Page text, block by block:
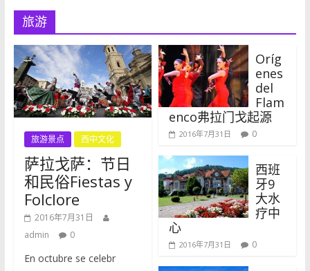
旅游
旅游景点 西中文化
萨拉戈萨：节日
和民俗Fiestas y
Folclore
2016年7月31日
admin
0
En octubre se celebr
Oríg
enes
del
Flam
enco弗拉门戈起源
2016年7月31日 0
西班
牙9
大水
疗中
心
2016年7月31日 0